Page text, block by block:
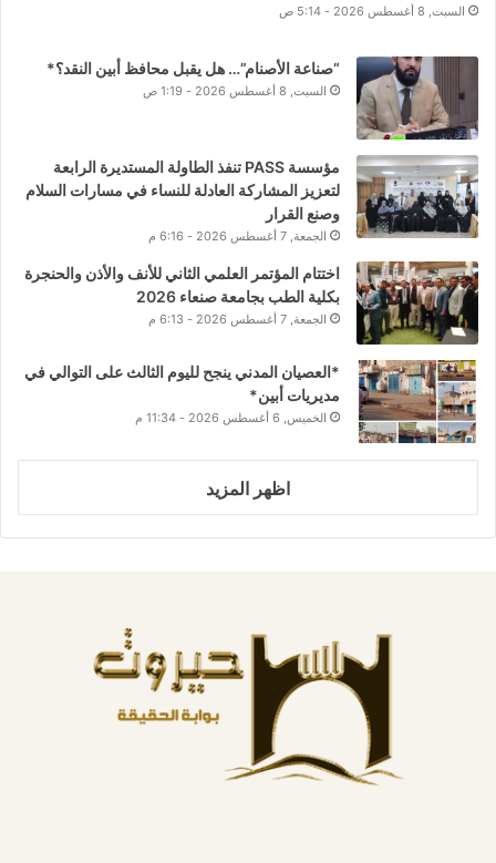
السبت, 8 أغسطس 2026 - 5:14 ص
“صناعة الأصنام”… هل يقبل محافظ أبين النقد؟*
السبت, 8 أغسطس 2026 - 1:19 ص
مؤسسة PASS تنفذ الطاولة المستديرة الرابعة
لتعزيز المشاركة العادلة للنساء في مسارات السلام
وصنع القرار
الجمعة, 7 أغسطس 2026 - 6:16 م
اختتام المؤتمر العلمي الثاني للأنف والأذن والحنجرة
بكلية الطب بجامعة صنعاء 2026
الجمعة, 7 أغسطس 2026 - 6:13 م
*العصيان المدني ينجح لليوم الثالث على التوالي في
مديريات أبين*
الخميس, 6 أغسطس 2026 - 11:34 م
اظهر المزيد